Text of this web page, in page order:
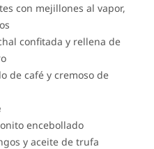
con mejillones al vapor,
confitada y rellena de
de café y cremoso de
encebollado
y aceite de trufa